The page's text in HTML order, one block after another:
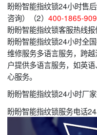
盼盼智能指纹锁24小时售
咨询）（2） 400-1865-909
盼盼智能指纹锁客服热线
盼盼智能指纹锁24小时全
维修服务多语言服务，跨
户提供多语言服务，如英
心服务。
盼盼智能指纹锁24小时厂
盼盼智能指纹锁服务电话